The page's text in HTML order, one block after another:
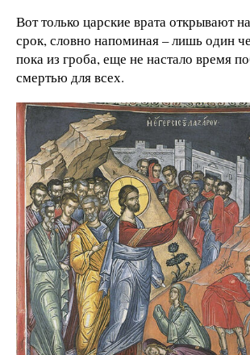
Вот только царские врата открывают
срок, словно напоминая – лишь один
пока из гроба, еще не настало время
смертью для всех.